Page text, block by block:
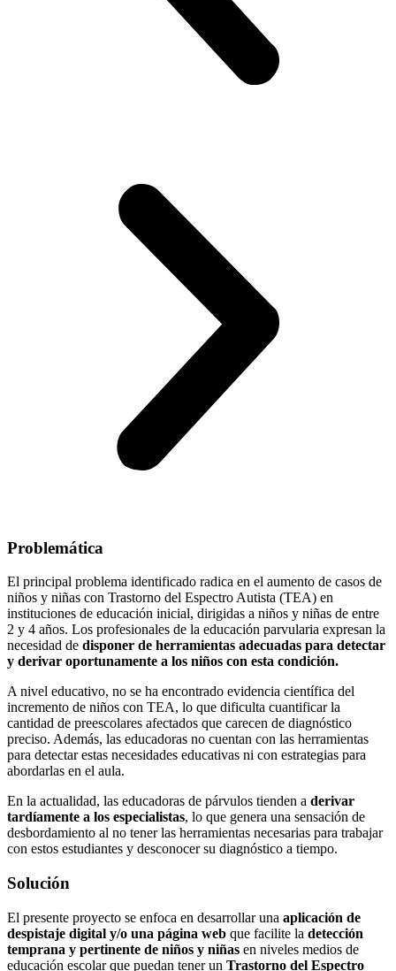
Problemática
El principal problema identificado radica en el aumento de casos de
niños y niñas con Trastorno del Espectro Autista (TEA) en
instituciones de educación inicial, dirigidas a niños y niñas de entre
2 y 4 años. Los profesionales de la educación parvularia expresan la
necesidad de disponer de herramientas adecuadas para detectar
y derivar oportunamente a los niños con esta condición.
A nivel educativo, no se ha encontrado evidencia científica del
incremento de niños con TEA, lo que dificulta cuantificar la
cantidad de preescolares afectados que carecen de diagnóstico
preciso. Además, las educadoras no cuentan con las herramientas
para detectar estas necesidades educativas ni con estrategias para
abordarlas en el aula.
En la actualidad, las educadoras de párvulos tienden a derivar
tardíamente a los especialistas, lo que genera una sensación de
desbordamiento al no tener las herramientas necesarias para trabajar
con estos estudiantes y desconocer su diagnóstico a tiempo.
Solución
El presente proyecto se enfoca en desarrollar una aplicación de
despistaje digital y/o una página web que facilite la detección
temprana y pertinente de niños y niñas en niveles medios de
educación escolar que puedan tener un Trastorno del Espectro